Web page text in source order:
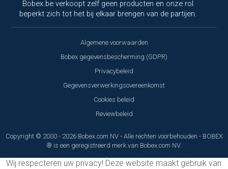
Bobex.be verkoopt zelf geen producten en onze rol
beperkt zich tot het bij elkaar brengen van de partijen.
Algemene voorwaarden
Bobex gegevensbescherming (GDPR)
Privacybeleid
Gegevensverwerkingsovereenkomst
Cookies beleid
Reviewbeleid
Copyright © 2000 - 2026 Bobex.com NV - Alle rechten voorbehouden - BOBEX
® is een geregistreerd merk van Bobex.com NV.
Wij respecteren uw privacy! Deze website maakt gebruik van